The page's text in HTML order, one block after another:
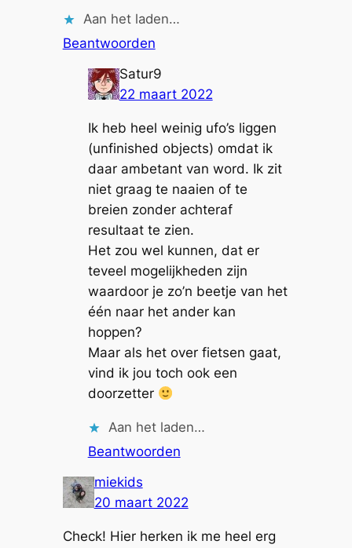
Aan het laden…
Beantwoorden
Satur9
22 maart 2022
Ik heb heel weinig ufo’s liggen
(unfinished objects) omdat ik
daar ambetant van word. Ik zit
niet graag te naaien of te
breien zonder achteraf
resultaat te zien.
Het zou wel kunnen, dat er
teveel mogelijkheden zijn
waardoor je zo’n beetje van het
één naar het ander kan
hoppen?
Maar als het over fietsen gaat,
vind ik jou toch ook een
doorzetter
Aan het laden…
Beantwoorden
miekids
20 maart 2022
Check! Hier herken ik me heel erg